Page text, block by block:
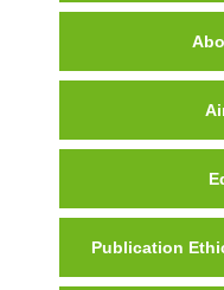
Publication